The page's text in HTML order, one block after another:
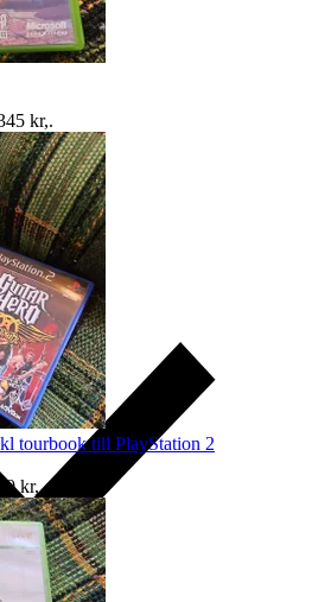
kr,.
tourbook till PlayStation 2
kr,.